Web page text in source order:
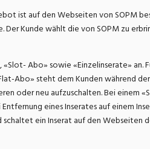
ist auf den Webseiten von SOPM
Kunde wählt die von SOPM zu
Abo» sowie «Einzelinserate» an.
Abo» steht dem Kunden während
oder neu aufzuschalten. Bei einem
eines Inserates auf einem
ein Inserat auf den Webseiten